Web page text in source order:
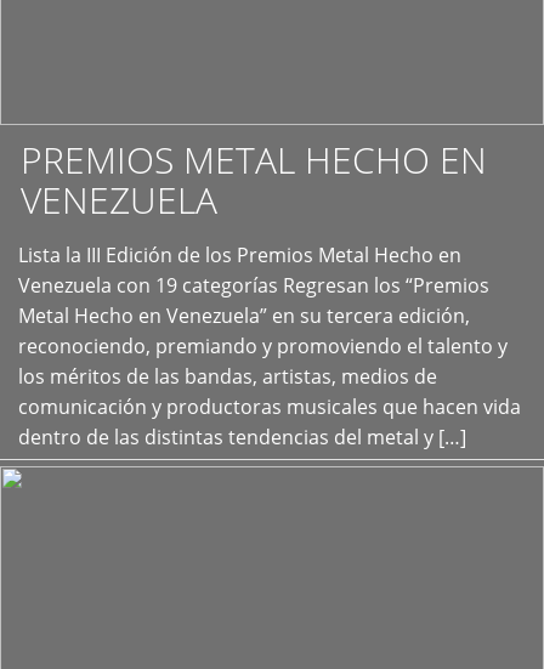
PREMIOS METAL HECHO EN
VENEZUELA
Lista la III Edición de los Premios Metal Hecho en
Venezuela con 19 categorías Regresan los “Premios
Metal Hecho en Venezuela” en su tercera edición,
reconociendo, premiando y promoviendo el talento y
los méritos de las bandas, artistas, medios de
comunicación y productoras musicales que hacen vida
dentro de las distintas tendencias del metal y […]
+